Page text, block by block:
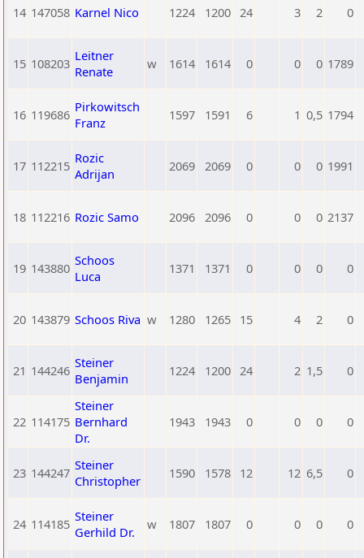
14 147058 Karnel Nico 1224 1200 24 3 2 0
15 108203 Leitner
Renate
w 1614 1614 0 0 0 1789
16 119686 Pirkowitsch
Franz
1597 1591 6 1 0,5 1794
17 112215 Rozic
Adrijan
2069 2069 0 0 0 1991
18 112216 Rozic Samo 2096 2096 0 0 0 2137
19 143880 Schoos
Luca
1371 1371 0 0 0 0
20 143879 Schoos Riva w 1280 1265 15 4 2 0
21 144246 Steiner
Benjamin
1224 1200 24 2 1,5 0
22 114175
Steiner
Bernhard
Dr.
1943 1943 0 0 0 0
23 144247 Steiner
Christopher
1590 1578 12 12 6,5 0
24 114185 Steiner
Gerhild Dr.
w 1807 1807 0 0 0 0